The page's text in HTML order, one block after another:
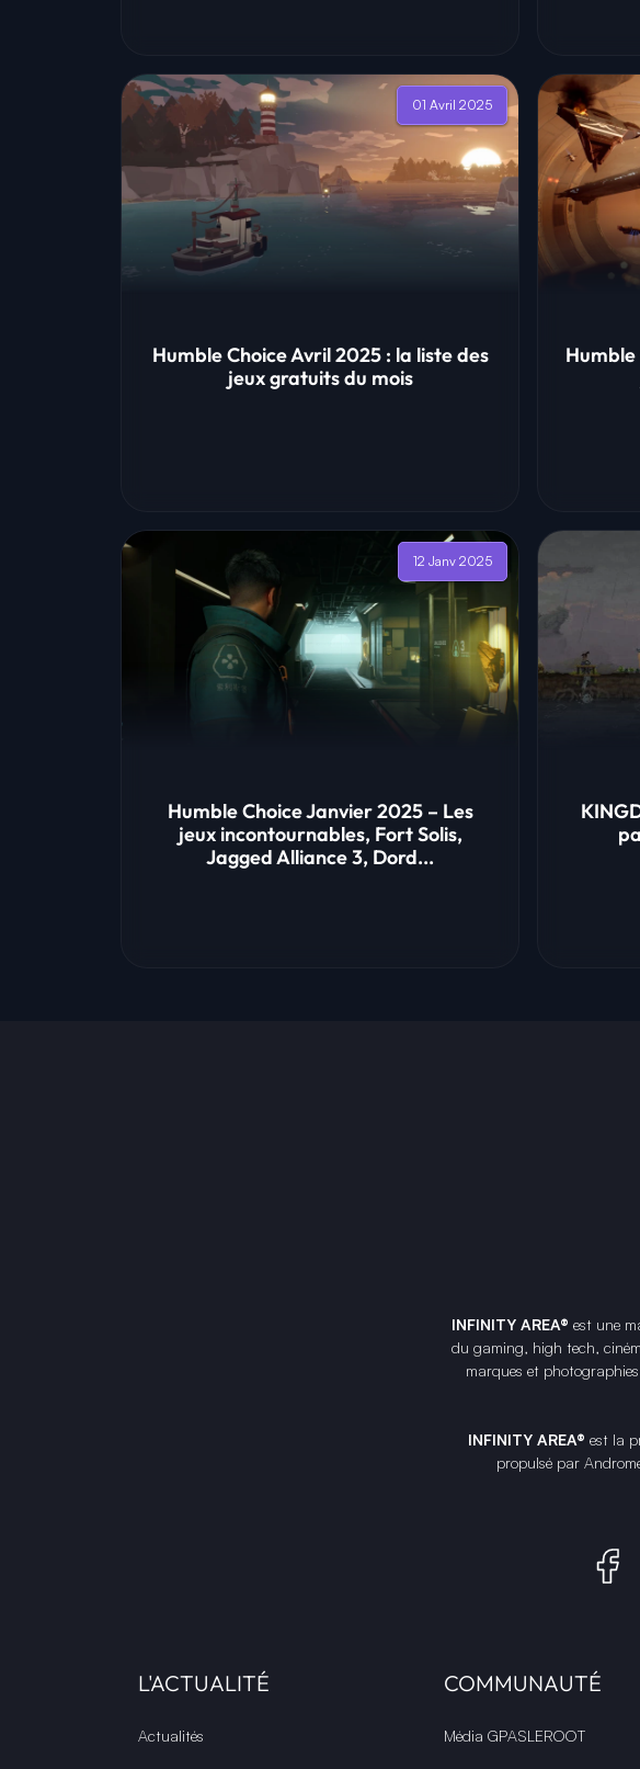
01 Avril 2025
Humble Choice Avril 2025 : la liste des
jeux gratuits du mois
Humble
12 Janv 2025
Humble Choice Janvier 2025 – Les
jeux incontournables, Fort Solis,
Jagged Alliance 3, Dord...
INFINITY AREA® est une
du gaming, high tech,
marques et
INFINITY AREA® est la
propulsé par
L'ACTUALITÉ
Actualités
COMMUNAUTÉ
Média GPASLEROOT